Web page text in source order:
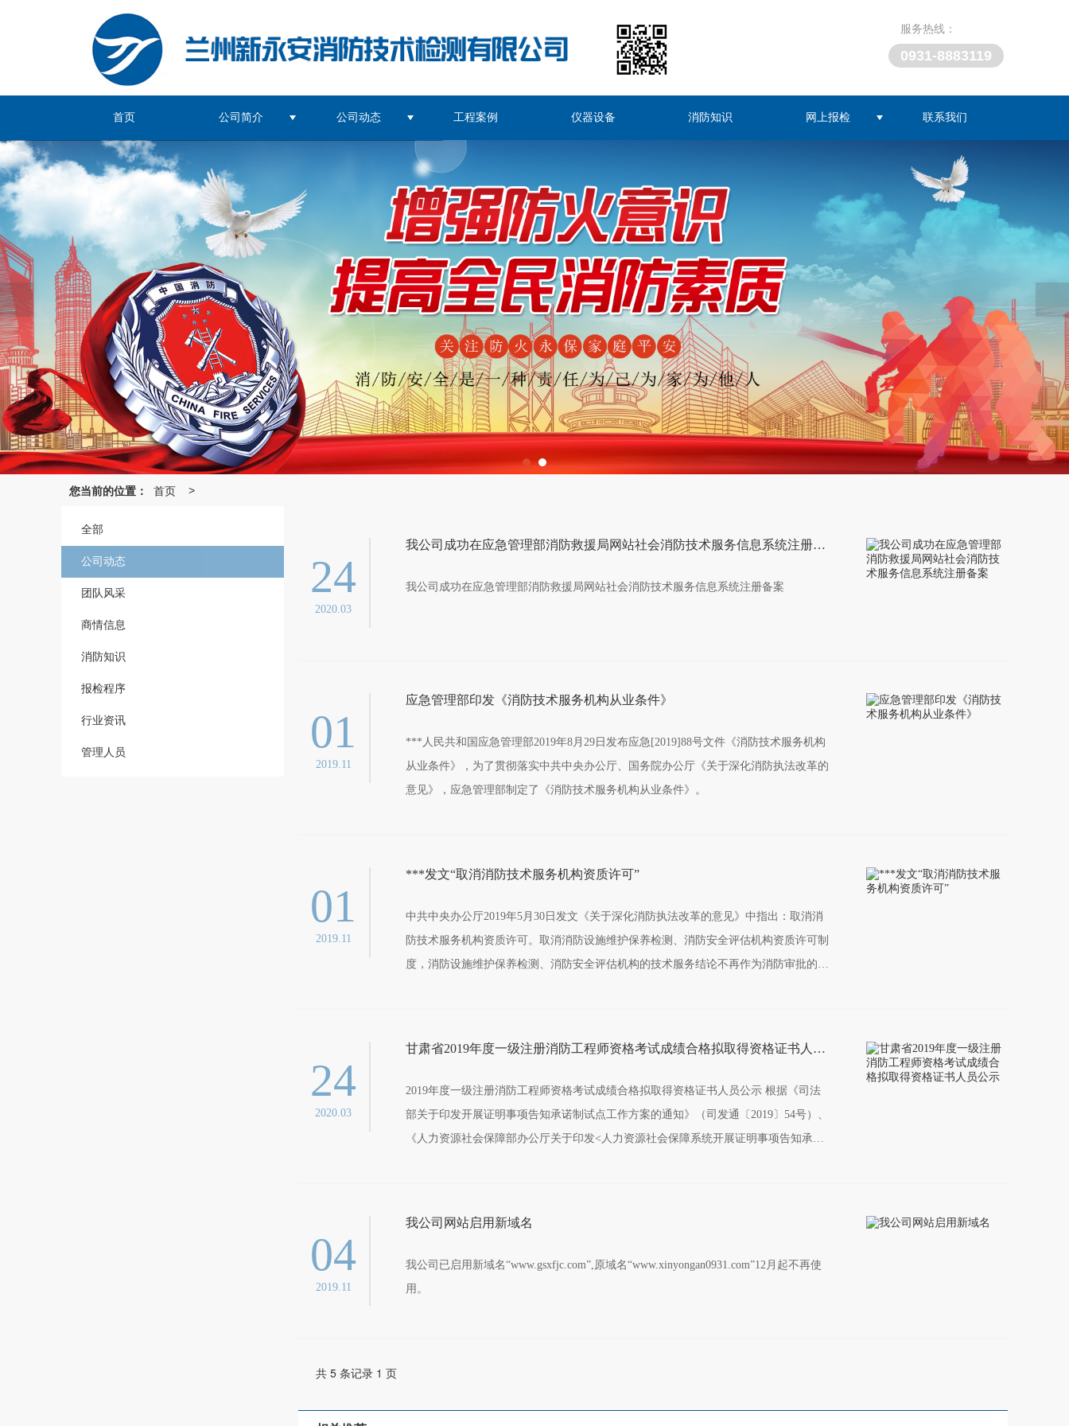
服务热线：
0931-8883119
首页 公司简介 公司动态 工程案例 仪器设备 消防知识 网上报检 联系我们
您当前的位置： 首页 >
24
2020.03
我公司成功在应急管理部消防救援局网站社会消防技术服务信息系统注册备案
我公司成功在应急管理部消防救援局网站社会消防技术服务信息系统注册备案
01
2019.11
应急管理部印发《消防技术服务机构从业条件》
***人民共和国应急管理部2019年8月29日发布应急[2019]88号文件《消防技术服务机构
从业条件》，为了贯彻落实中共中央办公厅、国务院办公厅《关于深化消防执法改革的
意见》，应急管理部制定了《消防技术服务机构从业条件》。
01
2019.11
***发文“取消消防技术服务机构资质许可”
中共中央办公厅2019年5月30日发文《关于深化消防执法改革的意见》中指出：取消消
防技术服务机构资质许可。取消消防设施维护保养检测、消防安全评估机构资质许可制
度，消防设施维护保养检测、消防安全评估机构的技术服务结论不再作为消防审批的前
24
2020.03
甘肃省2019年度一级注册消防工程师资格考试成绩合格拟取得资格证书人员公示
2019年度一级注册消防工程师资格考试成绩合格拟取得资格证书人员公示 根据《司法
部关于印发开展证明事项告知承诺制试点工作方案的通知》（司发通〔2019〕54号）、
《人力资源社会保障部办公厅关于印发<人力资源社会保障系统开展证明事项告知承诺
04
2019.11
我公司网站启用新域名
我公司已启用新域名“www.gsxfjc.com”,原域名“www.xinyongan0931.com”12月起不再使
用。
共 5 条记录 1 页
全部
公司动态
团队风采
商情信息
消防知识
报检程序
行业资讯
管理人员